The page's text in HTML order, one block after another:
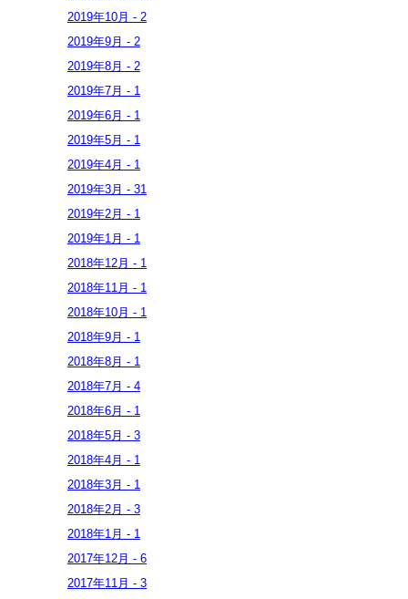
2019年10月 - 2
2019年9月 - 2
2019年8月 - 2
2019年7月 - 1
2019年6月 - 1
2019年5月 - 1
2019年4月 - 1
2019年3月 - 31
2019年2月 - 1
2019年1月 - 1
2018年12月 - 1
2018年11月 - 1
2018年10月 - 1
2018年9月 - 1
2018年8月 - 1
2018年7月 - 4
2018年6月 - 1
2018年5月 - 3
2018年4月 - 1
2018年3月 - 1
2018年2月 - 3
2018年1月 - 1
2017年12月 - 6
2017年11月 - 3